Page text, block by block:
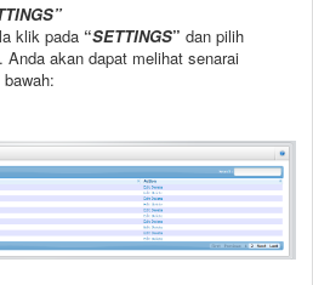
klik pada “SETTINGS” dan pilih
Anda akan dapat melihat senarai